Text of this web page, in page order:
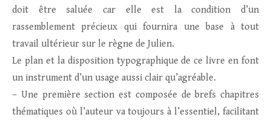
doit être saluée car elle est la condition d’un
rassemblement précieux qui fournira une base à tout
travail ultérieur sur le règne de Julien.
Le plan et la disposition typographique de ce livre en font
un instrument d’un usage aussi clair qu’agréable.
– Une première section est composée de brefs chapitres
thématiques où l’auteur va toujours à l’essentiel, facilitant